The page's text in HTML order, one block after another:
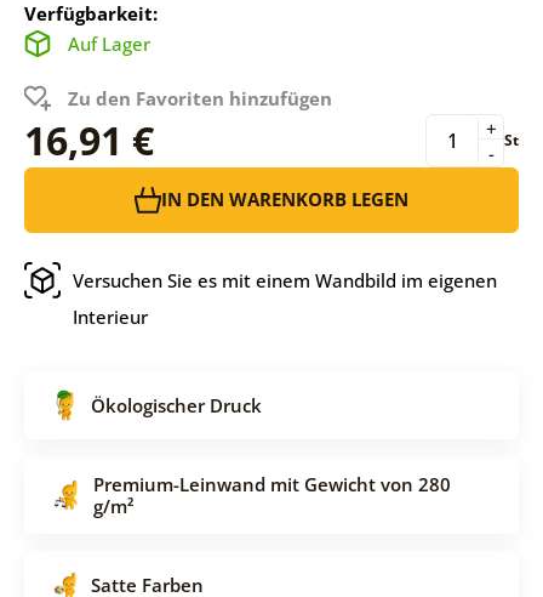
Verfügbarkeit:
Auf Lager
Zu den Favoriten hinzufügen
16,91 € -
+ St
IN DEN WARENKORB LEGEN
Versuchen Sie es mit einem Wandbild im eigenen
Interieur
Ökologischer Druck
Premium-Leinwand mit Gewicht von 280
g/m²
Satte Farben